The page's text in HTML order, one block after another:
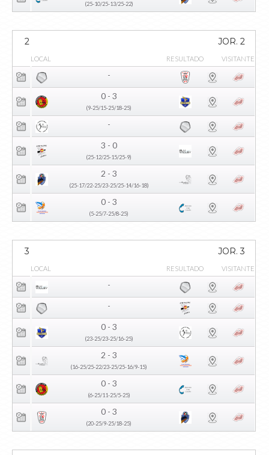
(25-10/25-13/25-22)
2 JOR. 2
LOCAL RESULTADO VISITANTE
-
0 - 3
(9-25/15-25/18-25)
-
3 - 0
(25-12/25-15/25-9)
2 - 3
(25-17/22-25/23-25/25-14/16-18)
0 - 3
(5-25/7-25/8-25)
3 JOR. 3
LOCAL RESULTADO VISITANTE
-
-
0 - 3
(23-25/23-25/16-25)
2 - 3
(16-25/25-22/23-25/25-16/9-15)
0 - 3
(6-25/11-25/5-25)
0 - 3
(20-25/9-25/18-25)